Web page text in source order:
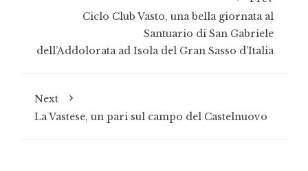
Ciclo Club Vasto, una bella giornata al
Santuario di San Gabriele
dell’Addolorata ad Isola del Gran Sasso d’Italia
Next
La Vastese, un pari sul campo del Castelnuovo